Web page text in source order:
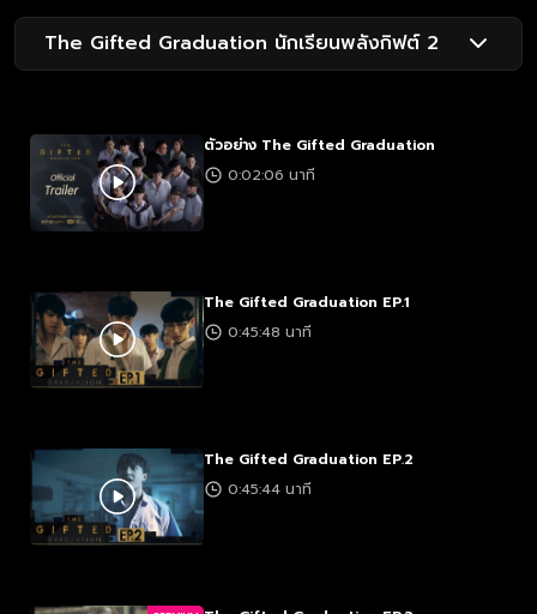
The Gifted Graduation นักเรียนพลังกิฟต์ 2
ตัวอย่าง The Gifted Graduation
0:02:06 นาที
The Gifted Graduation EP.1
0:45:48 นาที
The Gifted Graduation EP.2
0:45:44 นาที